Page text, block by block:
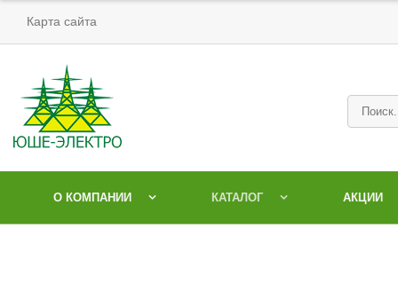
Карта сайта
О КОМПАНИИ КАТАЛОГ АКЦИИ